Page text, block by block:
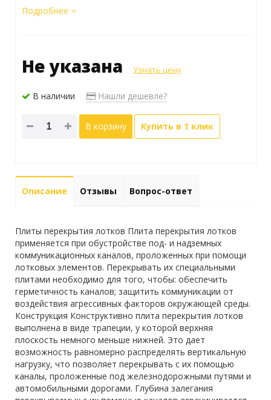
Подробнее
Не указана Узнать цену
В наличии Нашли дешевле?
В корзину Купить в 1 клик
Описание Отзывы Вопрос-ответ
Плиты перекрытия лотков Плита перекрытия лотков
применяется при обустройстве под- и надземных
коммуникационных каналов, проложенных при помощи
лотковых элементов. Перекрывать их специальными
плитами необходимо для того, чтобы: обеспечить
герметичность каналов; защитить коммуникации от
воздействия агрессивных факторов окружающей среды.
Конструкция Конструктивно плита перекрытия лотков
выполнена в виде трапеции, у которой верхняя
плоскость немного меньше нижней. Это дает
возможность равномерно распределять вертикальную
нагрузку, что позволяет перекрывать с их помощью
каналы, проложенные под железнодорожными путями и
автомобильными дорогами. Глубина залегания